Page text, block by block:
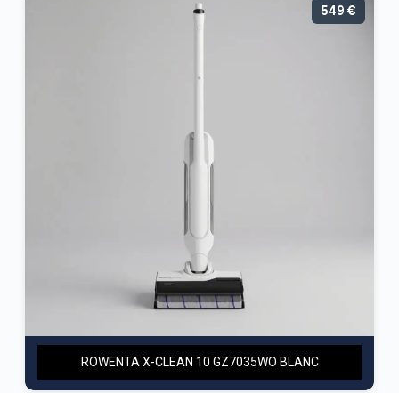
549 €
ROWENTA X-CLEAN 10 GZ7035WO BLANC